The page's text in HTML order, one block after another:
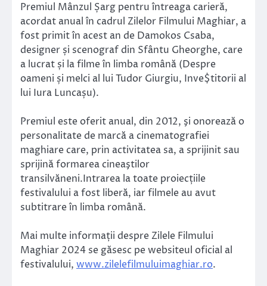
Premiul Mânzul Șarg pentru întreaga carieră,
acordat anual în cadrul Zilelor Filmului Maghiar, a
fost primit în acest an de Damokos Csaba,
designer și scenograf din Sfântu Gheorghe, care
a lucrat și la filme în limba română (Despre
oameni și melci al lui Tudor Giurgiu, Inve$titorii al
lui Iura Luncașu).
Premiul este oferit anual, din 2012, şi onorează o
personalitate de marcă a cinematografiei
maghiare care, prin activitatea sa, a sprijinit sau
sprijină formarea cineaştilor
transilvăneni.Intrarea la toate proiecțiile
festivalului a fost liberă, iar filmele au avut
subtitrare în limba română.
Mai multe informații despre Zilele Filmului
Maghiar 2024 se găsesc pe websiteul oficial al
festivalului, www.zilelefilmuluimaghiar.ro.